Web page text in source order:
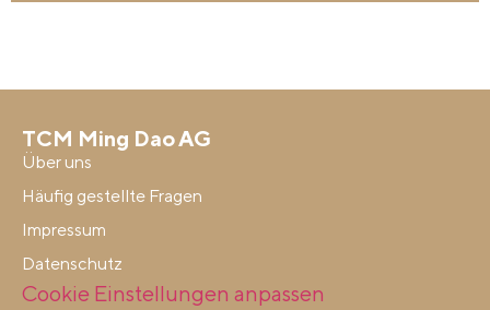
TCM Ming Dao AG
Über uns
Häufig gestellte Fragen
Impressum
Datenschutz
Cookie Einstellungen anpassen